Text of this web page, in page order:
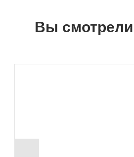
Вы смотрели